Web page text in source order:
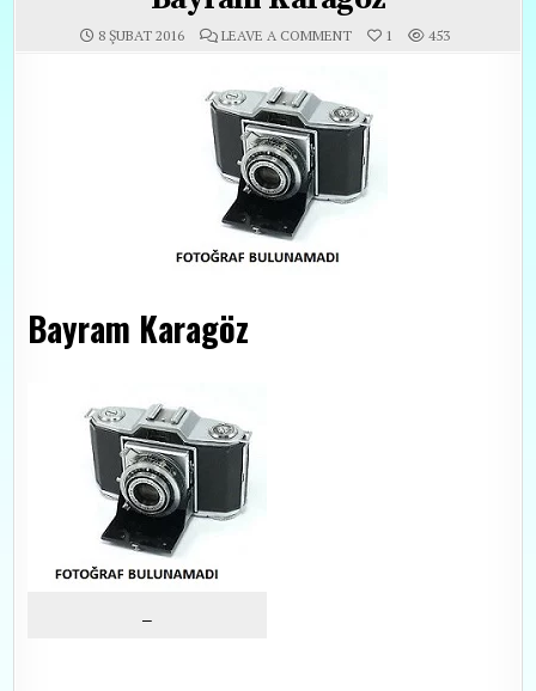
8 ŞUBAT 2016 LEAVE A COMMENTON BAYRAM KARAGÖZ
1 453
Bayram Karagöz
–